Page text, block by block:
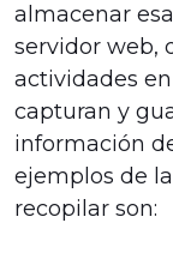
almacenar
servidor web,
actividades
capturan y
información
ejemplos de
recopilar son: